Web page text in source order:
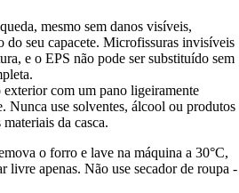
mesmo sem danos visíveis,
do seu capacete. Microfissuras invisíveis
e o EPS não pode ser substituído sem
com um pano ligeiramente
Nunca use solventes, álcool ou produtos
da casca.
o forro e lave na máquina a 30°C,
livre apenas. Não use secador de roupa -